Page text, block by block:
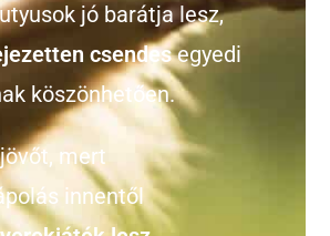
jó barátja lesz,
csendesegyedi
köszönhetően.
mert
innentől